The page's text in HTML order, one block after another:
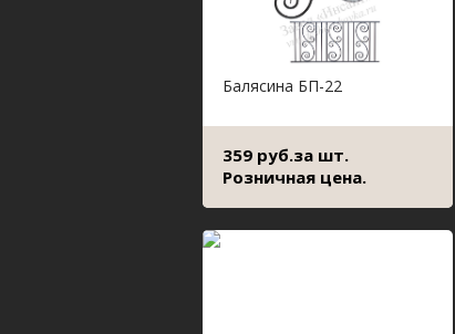
Балясина БП-22
359 руб.за шт.
Розничная цена.